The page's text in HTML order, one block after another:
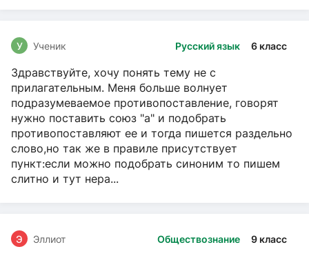
Русский язык 6 класс
У Ученик
Здравствуйте, хочу понять тему не с
прилагательным. Меня больше волнует
подразумеваемое противопоставление, говорят
нужно поставить союз "а" и подобрать
противопоставляют ее и тогда пишется раздельно
слово,но так же в правиле присутствует
пункт:если можно подобрать синоним то пишем
слитно и тут нера...
Обществознание 9 класс
Э Эллиот